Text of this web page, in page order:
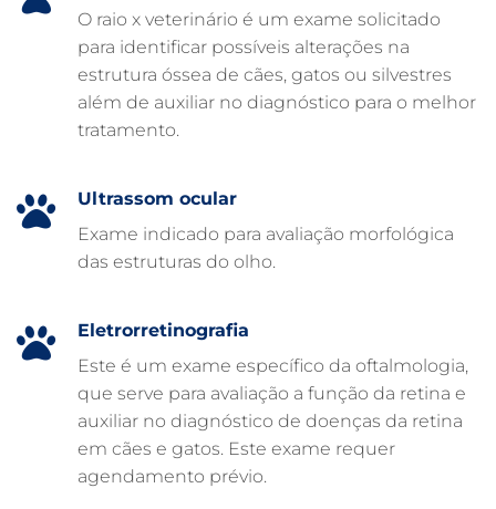
EMERGÊNCIA VETERINÁRIA
EMERGÊNCIA PARA PETS
CUIDADOS INTENSIVOS EM ANIMAIS
CLÍNICA VETERINÁRIA ARCA
CLÍNICA VETERINÁRIA 24 HORAS
ATENDIMENTO VETERINÁRIO
O raio x veterinário é um exame solicitado
para identificar possíveis alterações na
estrutura óssea de cães, gatos ou silvestres
além de auxiliar no diagnóstico para o melhor
tratamento.
Ultrassom ocular
Exame indicado para avaliação morfológica
das estruturas do olho.
Eletrorretinografia
Este é um exame específico da oftalmologia,
que serve para avaliação a função da retina e
auxiliar no diagnóstico de doenças da retina
em cães e gatos. Este exame requer
agendamento prévio.